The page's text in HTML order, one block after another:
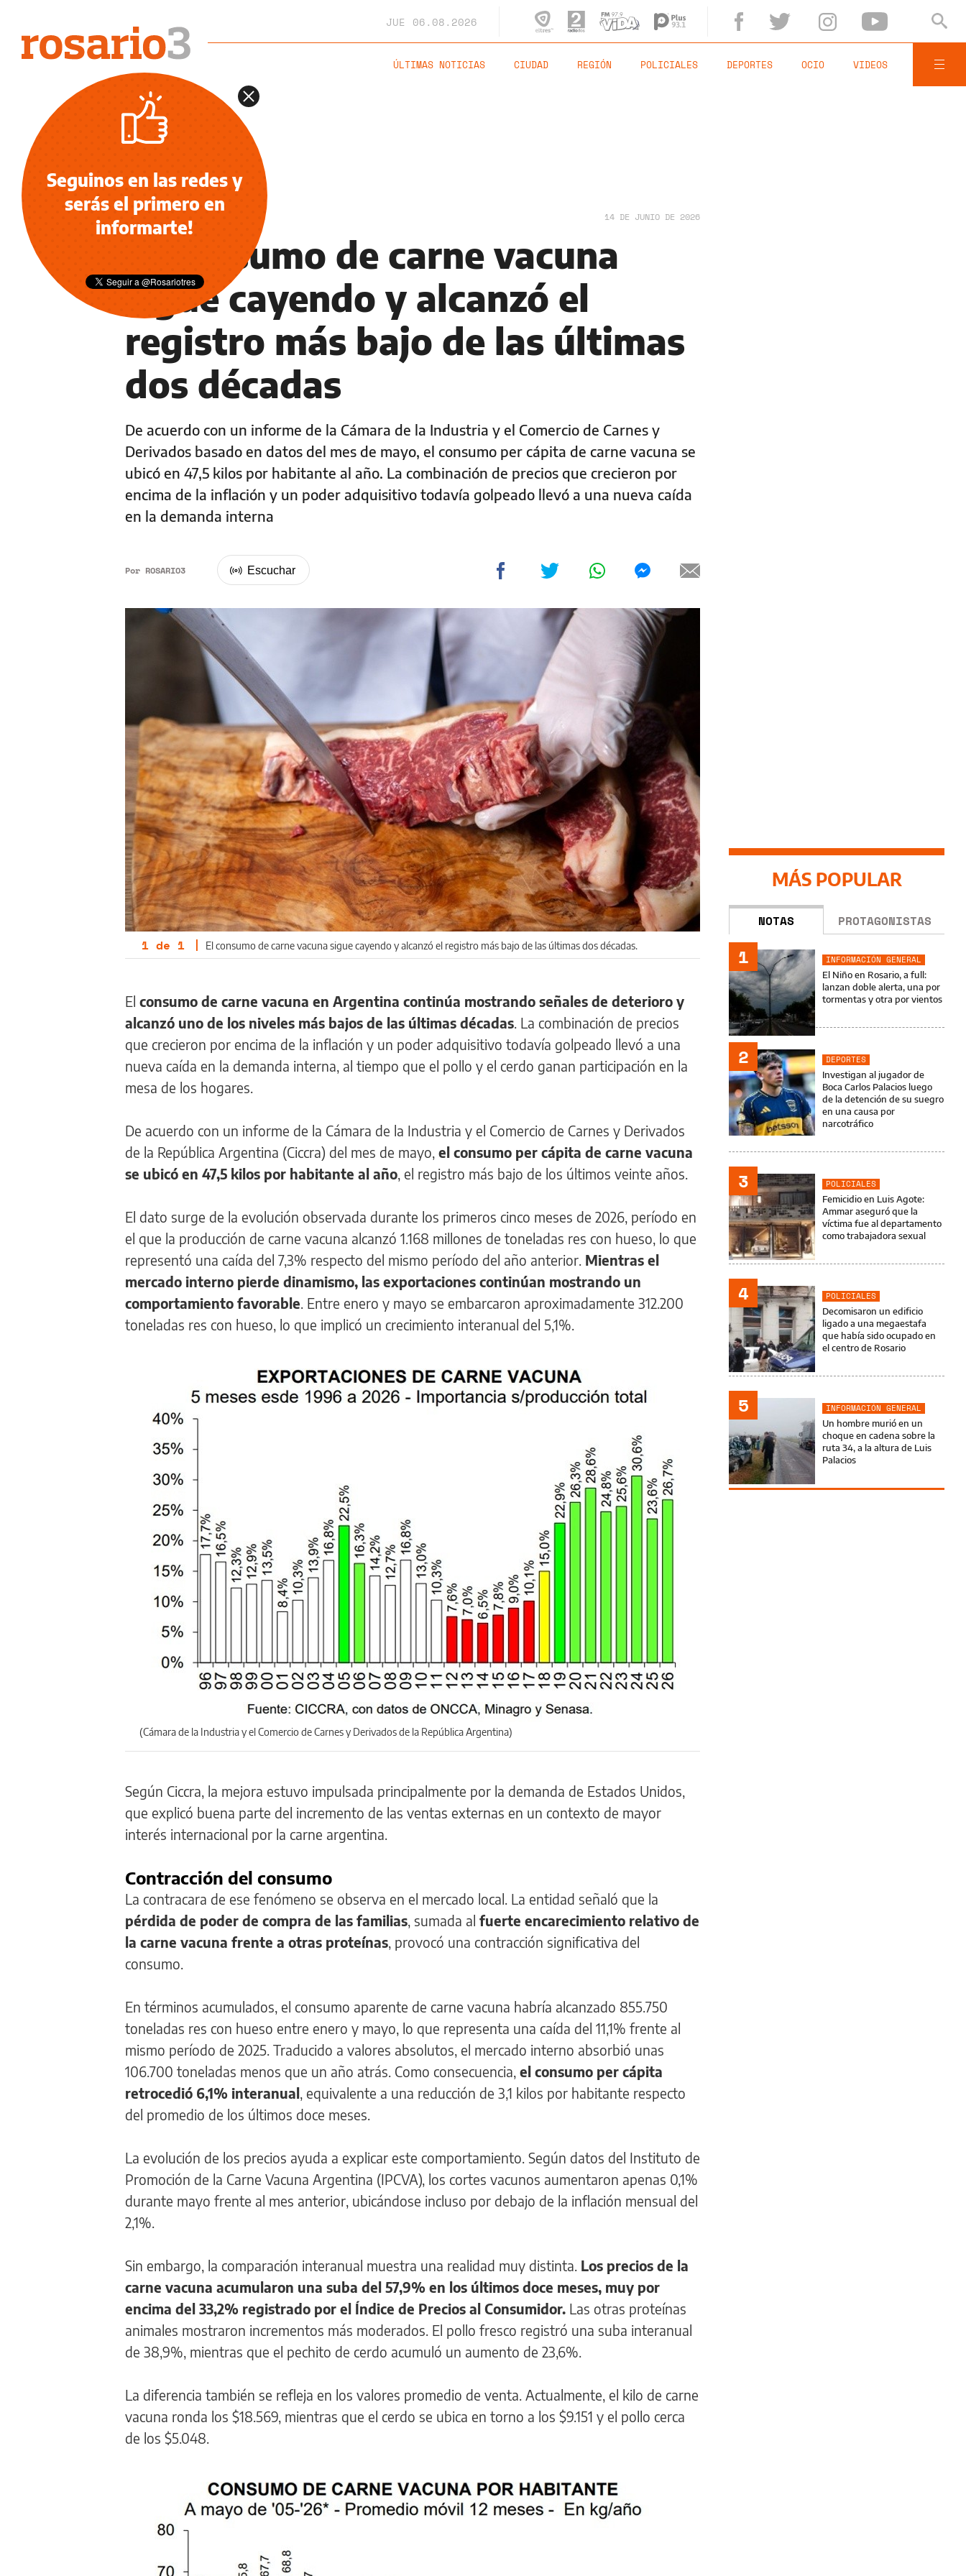
JUE 06.08.2026
ÚLTIMAS NOTICIAS CIUDAD REGIÓN POLICIALES DEPORTES OCIO VIDEOS
INFORMACIÓN GENERAL 14 DE JUNIO DE 2026
El consumo de carne vacuna
sigue cayendo y alcanzó el
registro más bajo de las últimas
dos décadas
De acuerdo con un informe de la Cámara de la Industria y el Comercio de Carnes y
Derivados basado en datos del mes de mayo, el consumo per cápita de carne vacuna se
ubicó en 47,5 kilos por habitante al año. La combinación de precios que crecieron por
encima de la inflación y un poder adquisitivo todavía golpeado llevó a una nueva caída
en la demanda interna
Por ROSARIO3
1 de 1 | El consumo de carne vacuna sigue cayendo y alcanzó el registro más bajo de las últimas dos décadas.
El consumo de carne vacuna en Argentina continúa mostrando señales de deterioro y
alcanzó uno de los niveles más bajos de las últimas décadas. La combinación de precios
que crecieron por encima de la inflación y un poder adquisitivo todavía golpeado llevó a una
nueva caída en la demanda interna, al tiempo que el pollo y el cerdo ganan participación en la
mesa de los hogares.
De acuerdo con un informe de la Cámara de la Industria y el Comercio de Carnes y Derivados
de la República Argentina (Ciccra) del mes de mayo, el consumo per cápita de carne vacuna
se ubicó en 47,5 kilos por habitante al año, el registro más bajo de los últimos veinte años.
El dato surge de la evolución observada durante los primeros cinco meses de 2026, período en
el que la producción de carne vacuna alcanzó 1.168 millones de toneladas res con hueso, lo que
representó una caída del 7,3% respecto del mismo período del año anterior. Mientras el
mercado interno pierde dinamismo, las exportaciones continúan mostrando un
comportamiento favorable. Entre enero y mayo se embarcaron aproximadamente 312.200
toneladas res con hueso, lo que implicó un crecimiento interanual del 5,1%.
(Cámara de la Industria y el Comercio de Carnes y Derivados de la República Argentina)
Según Ciccra, la mejora estuvo impulsada principalmente por la demanda de Estados Unidos,
que explicó buena parte del incremento de las ventas externas en un contexto de mayor
interés internacional por la carne argentina.
Contracción del consumo
La contracara de ese fenómeno se observa en el mercado local. La entidad señaló que la
pérdida de poder de compra de las familias, sumada al fuerte encarecimiento relativo de
la carne vacuna frente a otras proteínas, provocó una contracción significativa del
consumo.
En términos acumulados, el consumo aparente de carne vacuna habría alcanzado 855.750
toneladas res con hueso entre enero y mayo, lo que representa una caída del 11,1% frente al
mismo período de 2025. Traducido a valores absolutos, el mercado interno absorbió unas
106.700 toneladas menos que un año atrás. Como consecuencia, el consumo per cápita
retrocedió 6,1% interanual, equivalente a una reducción de 3,1 kilos por habitante respecto
del promedio de los últimos doce meses.
La evolución de los precios ayuda a explicar este comportamiento. Según datos del Instituto de
Promoción de la Carne Vacuna Argentina (IPCVA), los cortes vacunos aumentaron apenas 0,1%
durante mayo frente al mes anterior, ubicándose incluso por debajo de la inflación mensual del
2,1%.
Sin embargo, la comparación interanual muestra una realidad muy distinta. Los precios de la
carne vacuna acumularon una suba del 57,9% en los últimos doce meses, muy por
encima del 33,2% registrado por el Índice de Precios al Consumidor. Las otras proteínas
animales mostraron incrementos más moderados. El pollo fresco registró una suba interanual
de 38,9%, mientras que el pechito de cerdo acumuló un aumento de 23,6%.
La diferencia también se refleja en los valores promedio de venta. Actualmente, el kilo de carne
vacuna ronda los $18.569, mientras que el cerdo se ubica en torno a los $9.151 y el pollo cerca
de los $5.048.
MÁS POPULAR
NOTAS PROTAGONISTAS
1
INFORMACIÓN GENERAL
El Niño en Rosario, a full:
lanzan doble alerta, una por
tormentas y otra por vientos
2
DEPORTES
Investigan al jugador de
Boca Carlos Palacios luego
de la detención de su suegro
en una causa por
narcotráfico
3
POLICIALES
Femicidio en Luis Agote:
Ammar aseguró que la
víctima fue al departamento
como trabajadora sexual
4
POLICIALES
Decomisaron un edificio
ligado a una megaestafa
que había sido ocupado en
el centro de Rosario
5
INFORMACIÓN GENERAL
Un hombre murió en un
choque en cadena sobre la
ruta 34, a la altura de Luis
Palacios
Seguinos en las redes y
serás el primero en
informarte!